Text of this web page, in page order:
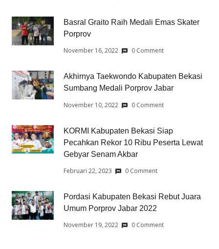
Basral Graito Raih Medali Emas Skater
Porprov
November 16, 2022 0 Comment
Akhirnya Taekwondo Kabupaten Bekasi
Sumbang Medali Porprov Jabar
November 10, 2022 0 Comment
KORMI Kabupaten Bekasi Siap
Pecahkan Rekor 10 Ribu Peserta Lewat
Gebyar Senam Akbar
Februari 22, 2023 0 Comment
Pordasi Kabupaten Bekasi Rebut Juara
Umum Porprov Jabar 2022
November 19, 2022 0 Comment